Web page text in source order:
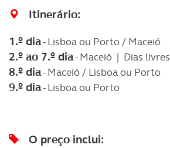
Itinerário:
1.º dia- Lisboa ou Porto / Maceió
2.º ao 7.º dia- Maceió | Dias livres
8.º dia- Maceió / Lisboa ou Porto
9.º dia- Lisboa ou Porto
O preço inclui: